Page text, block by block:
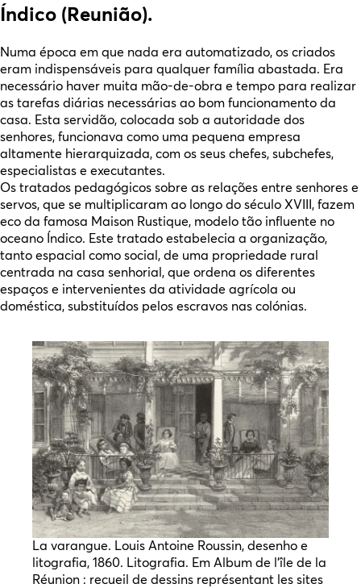
Índico (Reunião).
Numa época em que nada era automatizado, os criados
eram indispensáveis para qualquer família abastada. Era
necessário haver muita mão-de-obra e tempo para realizar
as tarefas diárias necessárias ao bom funcionamento da
casa. Esta servidão, colocada sob a autoridade dos
senhores, funcionava como uma pequena empresa
altamente hierarquizada, com os seus chefes, subchefes,
especialistas e executantes.
Os tratados pedagógicos sobre as relações entre senhores e
servos, que se multiplicaram ao longo do século XVIII, fazem
eco da famosa Maison Rustique, modelo tão influente no
oceano Índico. Este tratado estabelecia a organização,
tanto espacial como social, de uma propriedade rural
centrada na casa senhorial, que ordena os diferentes
espaços e intervenientes da atividade agrícola ou
doméstica, substituídos pelos escravos nas colónias.
La varangue. Louis Antoine Roussin, desenho e
litografia, 1860. Litografia. Em Album de l’île de la
Réunion : recueil de dessins représentant les sites